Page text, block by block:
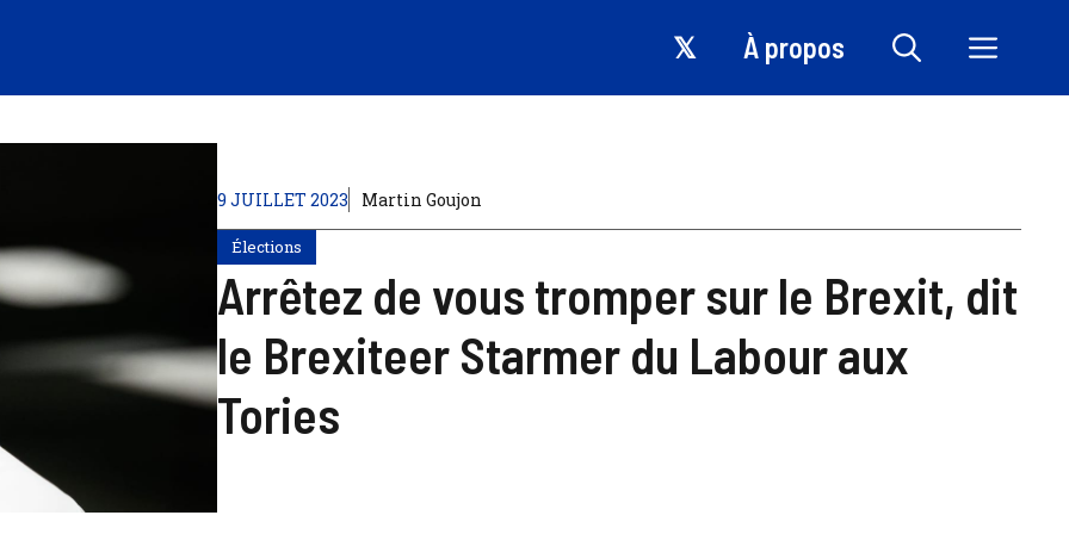
𝕏 À propos
9 JUILLET 2023 Martin Goujon
Élections
Arrêtez de vous tromper sur le Brexit, dit
le Brexiteer Starmer du Labour aux
Tories